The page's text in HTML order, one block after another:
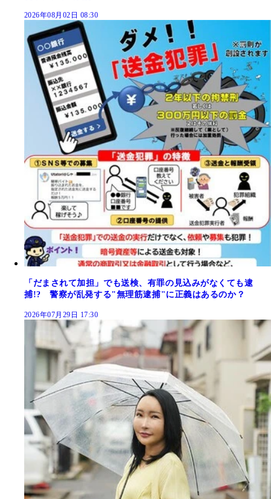
2026年08月02日 08:30
「だまされて加担」でも送検、有罪の見込みがなくても逮
捕!? 警察が乱発する"無理筋逮捕"に正義はあるのか？
2026年07月29日 17:30